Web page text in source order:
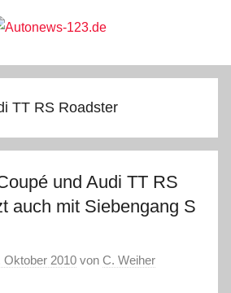
TT RS Roadster
und Audi TT RS
auch mit Siebengang S
Oktober 2010 von C. Weiher